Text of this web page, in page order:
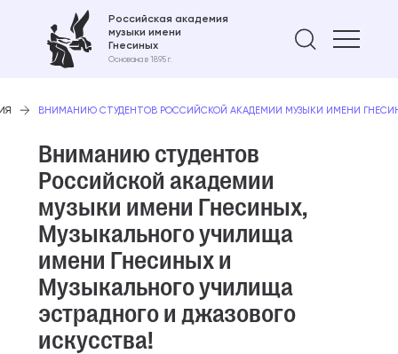
Российская академия
музыки имени
Гнесиных
Основана в 1895 г.
Найти
ВНИМАНИЮ СТУДЕНТОВ РОССИЙСКОЙ АКАДЕМИИ МУЗЫКИ ИМЕНИ
Вниманию студентов
Российской академии
музыки имени Гнесиных,
Музыкального училища
имени Гнесиных и
Музыкального училища
эстрадного и джазового
искусства!